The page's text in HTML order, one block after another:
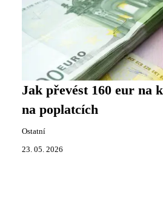
Jak převést 160 eur na
na poplatcích
Ostatní
23. 05. 2026